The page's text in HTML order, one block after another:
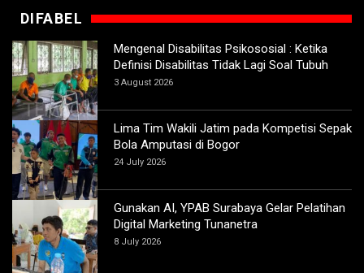
DIFABEL
Mengenal Disabilitas Psikososial : Ketika
Definisi Disabilitas Tidak Lagi Soal Tubuh
3 August 2026
Lima Tim Wakili Jatim pada Kompetisi Sepak
Bola Amputasi di Bogor
24 July 2026
Gunakan AI, YPAB Surabaya Gelar Pelatihan
Digital Marketing Tunanetra
8 July 2026